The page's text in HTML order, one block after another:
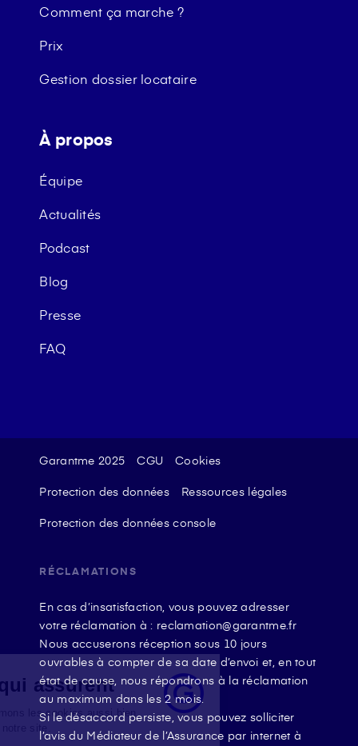
Comment ça marche ?
Prix
Gestion dossier locataire
À propos
Équipe
Actualités
Podcast
Blog
Presse
FAQ
Garantme 2025 CGU Cookies
Protection des données Ressources légales
Protection des données console
RÉCLAMATIONS
En cas d’insatisfaction, vous pouvez adresser
votre réclamation à : reclamation@garantme.fr
Nous accuserons réception sous 10 jours
ouvrables à compter de sa date d’envoi et, en tout
état de cause, nous répondrons à la réclamation
au maximum dans les 2 mois.
Si le désaccord persiste, vous pouvez solliciter
l’avis du Médiateur de l’Assurance par internet à
Des cookies qui assurent
ChezGarantme
, nous aimons les cookies aussi bien
pour nos goûters que sur notre site.